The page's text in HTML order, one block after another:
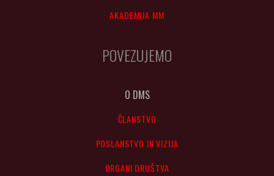
AKADEMIJA MM
POVEZUJEMO
O DMS
ČLANSTVO
POSLANSTVO IN VIZIJA
ORGANI DRUŠTVA